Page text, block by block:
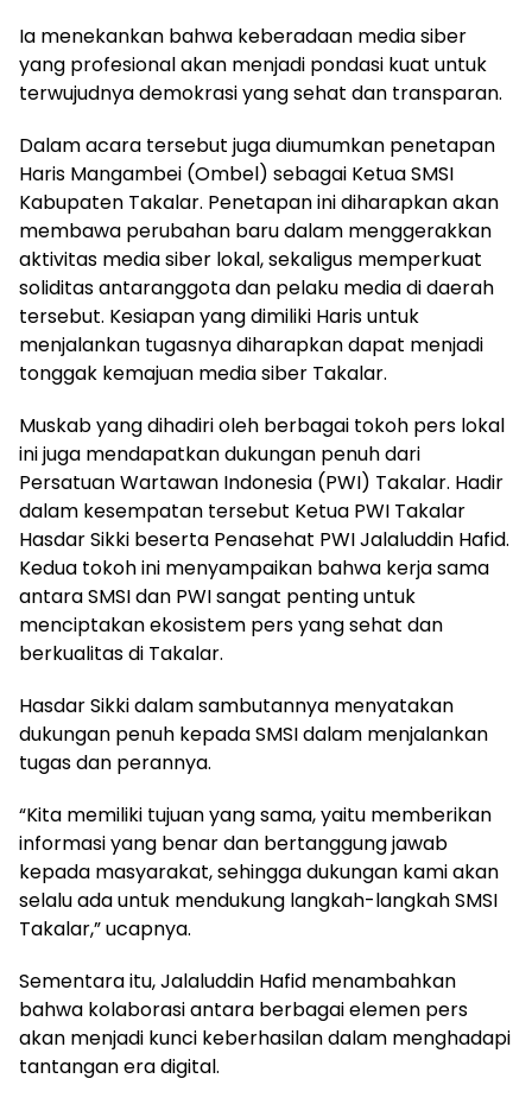
Ia menekankan bahwa keberadaan media siber
yang profesional akan menjadi pondasi kuat untuk
terwujudnya demokrasi yang sehat dan transparan.
Dalam acara tersebut juga diumumkan penetapan
Haris Mangambei (Ombel) sebagai Ketua SMSI
Kabupaten Takalar. Penetapan ini diharapkan akan
membawa perubahan baru dalam menggerakkan
aktivitas media siber lokal, sekaligus memperkuat
soliditas antaranggota dan pelaku media di daerah
tersebut. Kesiapan yang dimiliki Haris untuk
menjalankan tugasnya diharapkan dapat menjadi
tonggak kemajuan media siber Takalar.
Muskab yang dihadiri oleh berbagai tokoh pers lokal
ini juga mendapatkan dukungan penuh dari
Persatuan Wartawan Indonesia (PWI) Takalar. Hadir
dalam kesempatan tersebut Ketua PWI Takalar
Hasdar Sikki beserta Penasehat PWI Jalaluddin Hafid.
Kedua tokoh ini menyampaikan bahwa kerja sama
antara SMSI dan PWI sangat penting untuk
menciptakan ekosistem pers yang sehat dan
berkualitas di Takalar.
Hasdar Sikki dalam sambutannya menyatakan
dukungan penuh kepada SMSI dalam menjalankan
tugas dan perannya.
“Kita memiliki tujuan yang sama, yaitu memberikan
informasi yang benar dan bertanggung jawab
kepada masyarakat, sehingga dukungan kami akan
selalu ada untuk mendukung langkah-langkah SMSI
Takalar,” ucapnya.
Sementara itu, Jalaluddin Hafid menambahkan
bahwa kolaborasi antara berbagai elemen pers
akan menjadi kunci keberhasilan dalam menghadapi
tantangan era digital.